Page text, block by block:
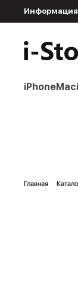
Информация
iPhoneMac
Главная